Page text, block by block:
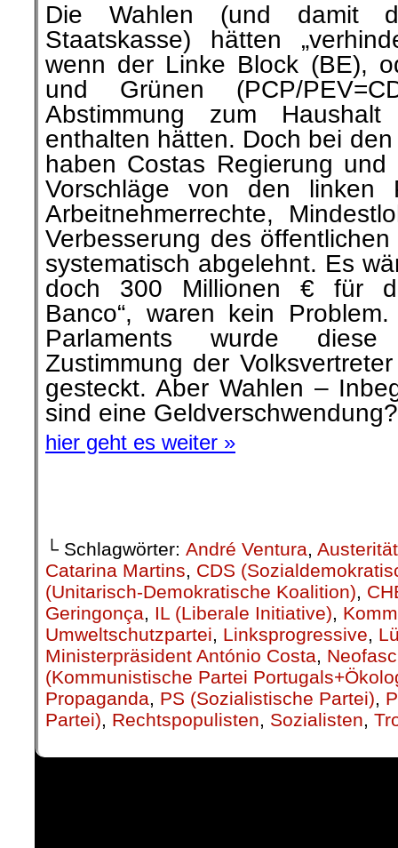
Die Wahlen (und damit
Staatskasse) hätten
wenn der Linke Block (BE),
und Grünen (PCP/
Abstimmung zum
enthalten hätten. Doch bei
haben Costas Regierung
Vorschläge von den linken
Arbeitnehmerrechte,
Verbesserung des
systematisch abgelehnt. Es
doch 300 Millionen € für
Banco“, waren kein
Parlaments wurde diese
Zustimmung der
gesteckt. Aber Wahlen –
sind eine Geldverschwendung?
hier geht es weiter »
└ Schlagwörter: André Ventura,
Catarina Martins, CDS
(Unitarisch-Demokratische Koalition),
Geringonça, IL (Liberale Initiative),
Umweltschutzpartei, Linksprogressive,
Ministerpräsident António Costa,
(Kommunistische Partei
Propaganda, PS (Sozialistische Partei),
Partei), Rechtspopulisten, Sozialisten,